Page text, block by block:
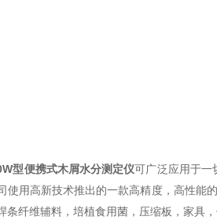
型便携式木屑水分测定仪可广泛应用于一
使用高新技术推出的一款高精度，高性能
条纤维辅料，培植食用菌，压缩板，家具